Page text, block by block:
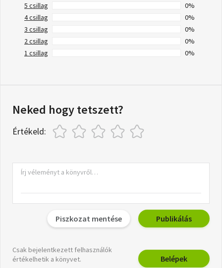
5 csillag
0%
4 csillag
0%
3 csillag
0%
2 csillag
0%
1 csillag
0%
Neked hogy tetszett?
Értékeld:
Piszkozat mentése Publikálás
Csak bejelentkezett felhasználók
értékelhetik a könyvet.
Belépek